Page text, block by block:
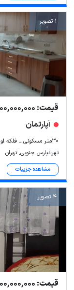
1 تصویر
قیمت: 8,800,000,000 تومان
آپارتمان
30متر مسکونی _ فلکه اول_ غربیها _ پارکینگ
تهرانپارس جنوبی, تهران
مشاهده جزییات
4 تصویر
قیمت: 5,500,000,000 تومان